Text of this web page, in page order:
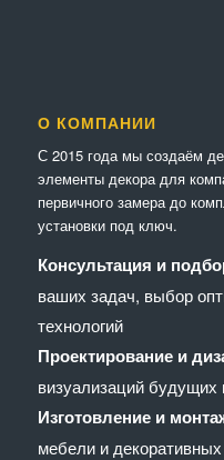
О КОМПАНИИ
С 2015 года мы создаём
элементы декора для
первичного замера до
установки под ключ.
Консультация и
ваших задач, выбор
технологий
Проектирование и
визуализаций будущих
Изготовление и
мебели и